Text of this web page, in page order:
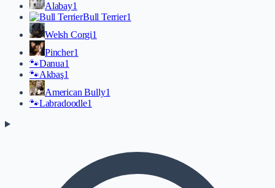
Alabay1
Bull Terrier1
Welsh Corgi1
Pincher1
🐾Danua1
🐾Akbaş1
American Bully1
🐾Labradoodle1